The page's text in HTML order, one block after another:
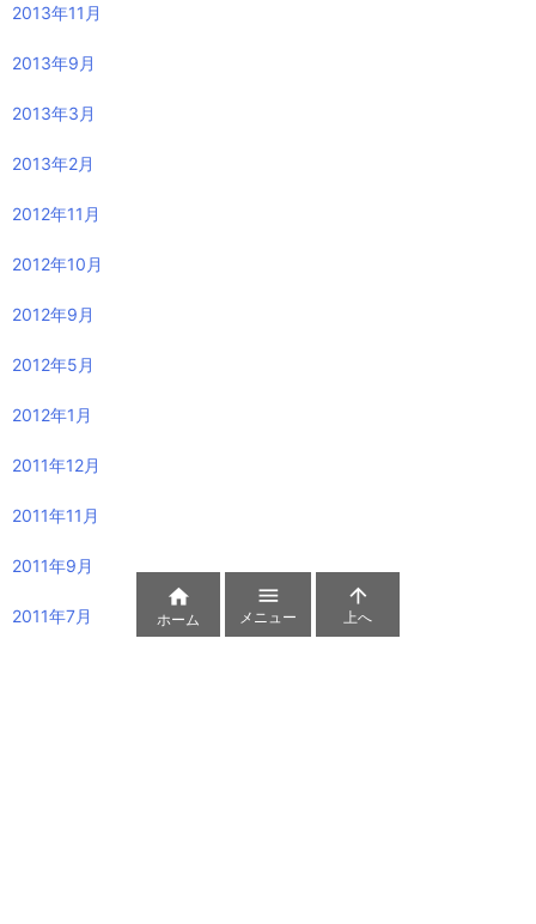
2013年11月
2013年9月
2013年3月
2013年2月
2012年11月
2012年10月
2012年9月
2012年5月
2012年1月
2011年12月
2011年11月
2011年9月
2011年7月

ホーム

メニュー

上へ